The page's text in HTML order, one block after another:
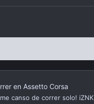
en Assetto Corsa
canso de correr solo! iZNK